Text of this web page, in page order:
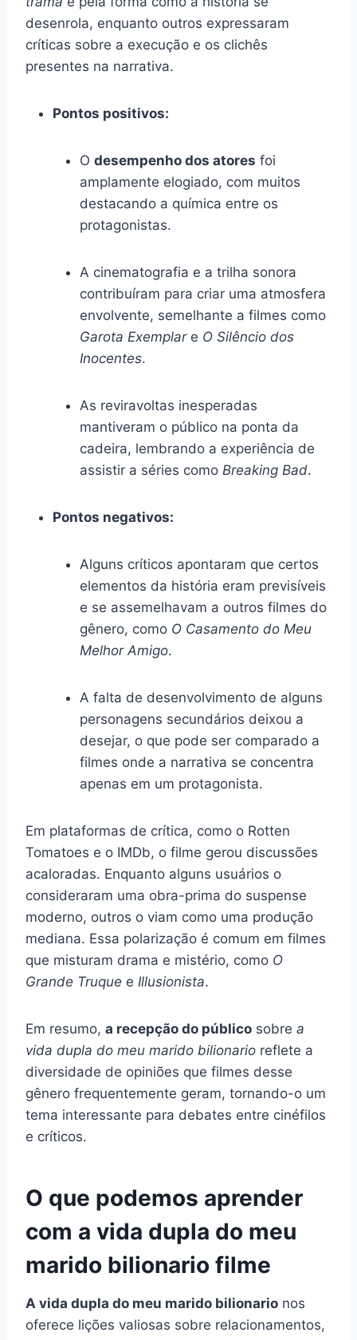
desenrola, enquanto outros expressaram
críticas sobre a execução e os clichês
presentes na narrativa.
Pontos positivos:
O desempenho dos atores foi
amplamente elogiado, com muitos
destacando a química entre os
protagonistas.
A cinematografia e a trilha sonora
contribuíram para criar uma atmosfera
envolvente, semelhante a filmes como
Garota Exemplare O Silêncio dos
Inocentes.
As reviravoltas inesperadas
mantiveram o público na ponta da
cadeira, lembrando a experiência de
assistir a séries como Breaking Bad.
Pontos negativos:
Alguns críticos apontaram que certos
elementos da história eram previsíveis
e se assemelhavam a outros filmes do
gênero, como O Casamento do Meu
Melhor Amigo.
A falta de desenvolvimento de alguns
personagens secundários deixou a
desejar, o que pode ser comparado a
filmes onde a narrativa se concentra
apenas em um protagonista.
Em plataformas de crítica, como o Rotten
Tomatoes e o IMDb, o filme gerou discussões
acaloradas. Enquanto alguns usuários o
consideraram uma obra-prima do suspense
moderno, outros o viam como uma produção
mediana. Essa polarização é comum em filmes
que misturam drama e mistério, como O
Grande Truque e Illusionista.
Em resumo, a recepção do público sobre a
vida dupla do meu marido bilionario reflete a
diversidade de opiniões que filmes desse
gênero frequentemente geram, tornando-o um
tema interessante para debates entre cinéfilos
e críticos.
O que podemos aprender
com a vida dupla do meu
marido bilionario filme
A vida dupla do meu marido bilionario nos
oferece lições valiosas sobre relacionamentos,